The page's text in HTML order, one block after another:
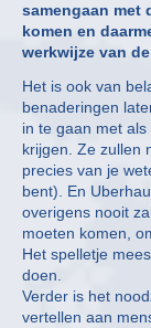
samengaan met
komen en
werkwijze van
Het is ook van
benaderingen
in te gaan met
krijgen. Ze zullen
precies van je
bent). En
overigens nooit
moeten komen,
Het spelletje
doen.
Verder is het
vertellen aan